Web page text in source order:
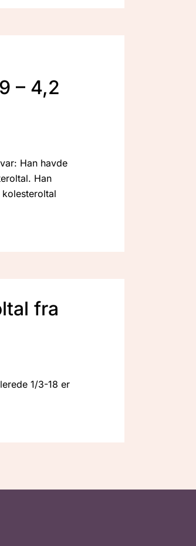
– 4,2
Han havde
Han
fra
1/3-18 er